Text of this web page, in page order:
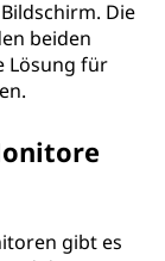
Die
beiden
Lösung für
gibt es